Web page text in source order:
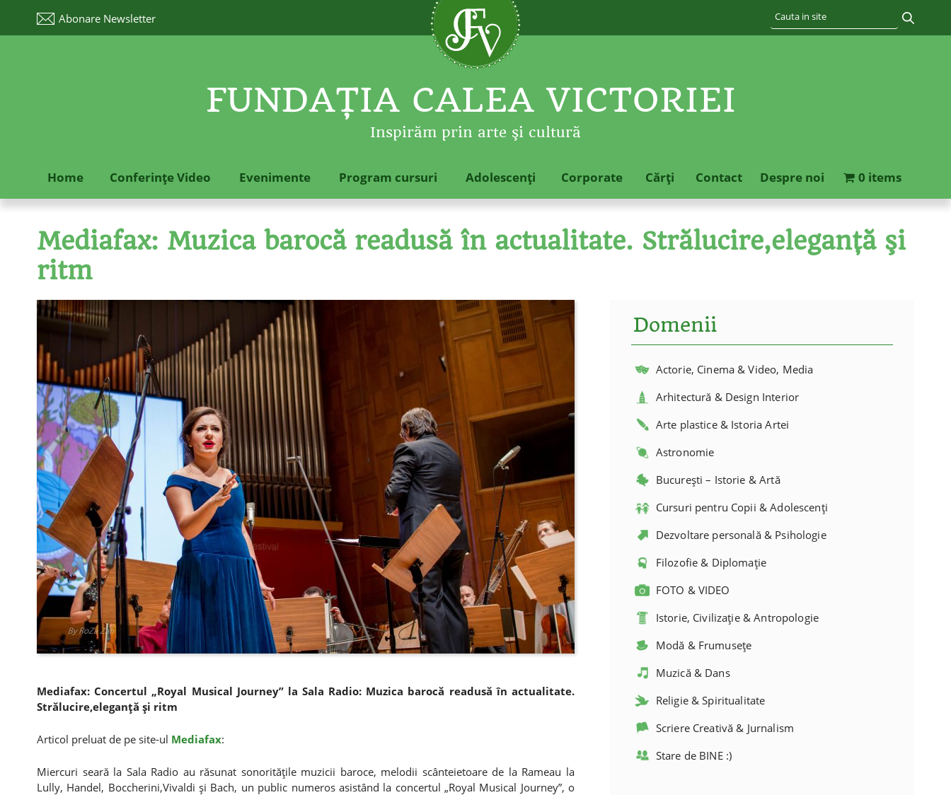
Abonare Newsletter
FUNDAŢIA CALEA VICTORIEI
Inspirăm prin arte şi cultură
Home Conferinţe Video Evenimente Program cursuri Adolescenţi Corporate Cărţi Contact Despre noi 0 items
Mediafax: Muzica barocă readusă în actualitate. Strălucire,eleganţă şi
ritm
Mediafax: Concertul „Royal Musical Journey” la Sala Radio: Muzica barocă readusă în actualitate.
Strălucire,eleganţă şi ritm
Articol preluat de pe site-ul Mediafax:
Miercuri seară la Sala Radio au răsunat sonorităţile muzicii baroce, melodii scânteietoare de la Rameau la
Lully, Handel, Boccherini,Vivaldi şi Bach, un public numeros asistând la concertul „Royal Musical Journey”, o
Domenii
Actorie, Cinema & Video, Media
Arhitectură & Design Interior
Arte plastice & Istoria Artei
Astronomie
București – Istorie & Artă
Cursuri pentru Copii & Adolescenți
Dezvoltare personală & Psihologie
Filozofie & Diplomație
FOTO & VIDEO
Istorie, Civilizație & Antropologie
Modă & Frumusețe
Muzică & Dans
Religie & Spiritualitate
Scriere Creativă & Jurnalism
Stare de BINE :)